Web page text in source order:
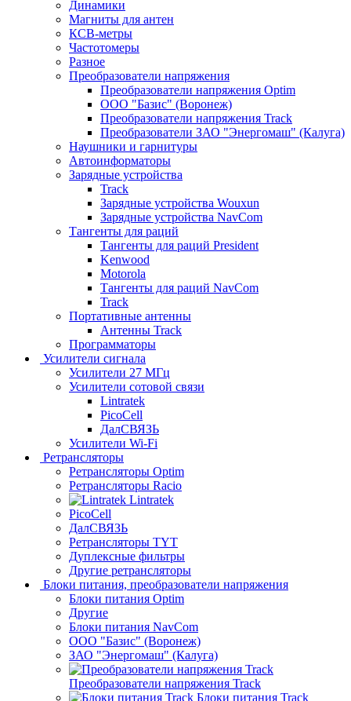
Динамики
Магниты для антен
КСВ-метры
Частотомеры
Разное
Преобразователи напряжения
Преобразователи напряжения Optim
ООО "Базис" (Воронеж)
Преобразователи напряжения Track
Преобразователи ЗАО "Энергомаш" (Калуга)
Наушники и гарнитуры
Автоинформаторы
Зарядные устройства
Track
Зарядные устройства Wouxun
Зарядные устройства NavCom
Тангенты для раций
Тангенты для раций President
Kenwood
Motorola
Тангенты для раций NavCom
Track
Портативные антенны
Антенны Track
Программаторы
Усилители сигнала
Усилители 27 МГц
Усилители сотовой связи
Lintratek
PicoCell
ДалСВЯЗЬ
Усилители Wi-Fi
Ретрансляторы
Ретрансляторы Optim
Ретрансляторы Racio
Lintratek
PicoCell
ДалСВЯЗЬ
Ретрансляторы TYT
Дуплексные фильтры
Другие ретрансляторы
Блоки питания, преобразователи напряжения
Блоки питания Optim
Другие
Блоки питания NavCom
ООО "Базис" (Воронеж)
ЗАО "Энергомаш" (Калуга)
Преобразователи напряжения Track
Блоки питания Track